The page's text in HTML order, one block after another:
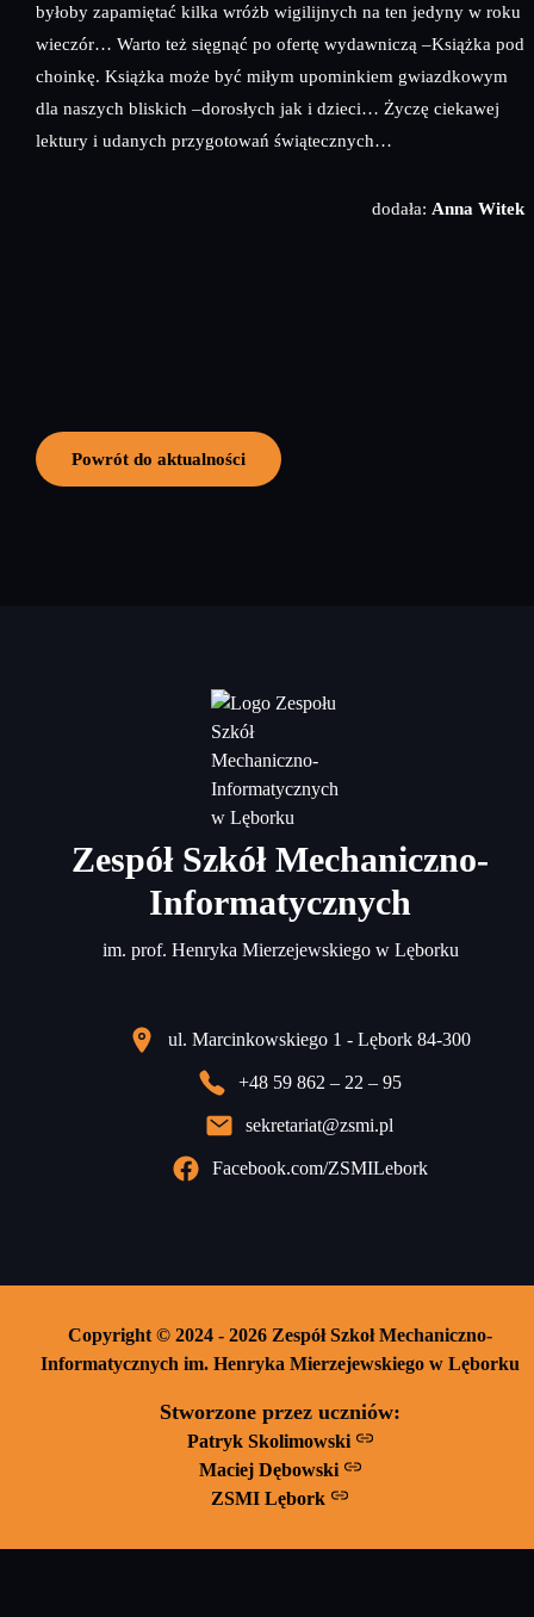
byłoby zapamiętać kilka wróżb wigilijnych na ten jedyny w roku
wieczór… Warto też sięgnąć po ofertę wydawniczą –Książka pod
choinkę. Książka może być miłym upominkiem gwiazdkowym
dla naszych bliskich –dorosłych jak i dzieci… Życzę ciekawej
lektury i udanych przygotowań świątecznych…
dodała: Anna Witek
Powrót do aktualności
Zespół Szkół Mechaniczno-
Informatycznych
im. prof. Henryka Mierzejewskiego w Lęborku
ul. Marcinkowskiego 1 - Lębork 84-300
+48 59 862 – 22 – 95
sekretariat@zsmi.pl
Facebook.com/ZSMILebork
Copyright © 2024 - 2026 Zespół Szkoł Mechaniczno-
Informatycznych im. Henryka Mierzejewskiego w Lęborku
Stworzone przez uczniów:
Patryk Skolimowski
Maciej Dębowski
ZSMI Lębork